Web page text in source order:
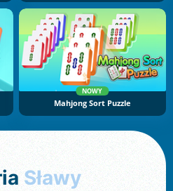
NOWY
Mahjong Sort Puzzle
Sławy